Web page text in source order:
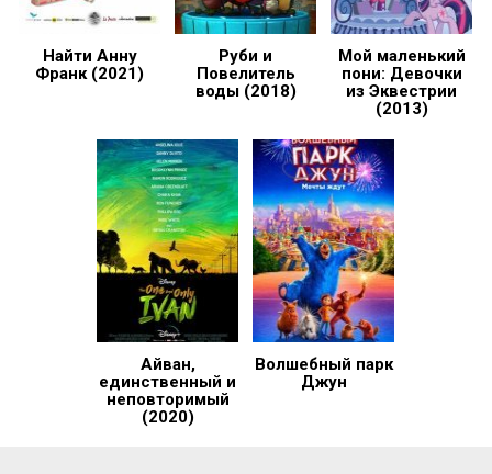
Найти Анну
Франк (2021)
Руби и
Повелитель
воды (2018)
Мой маленький
пони: Девочки
из Эквестрии
(2013)
Айван,
единственный и
неповторимый
(2020)
Волшебный парк
Джун